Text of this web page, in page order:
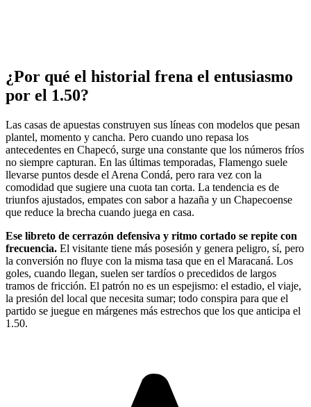
¿Por qué el historial frena el entusiasmo
por el 1.50?
Las casas de apuestas construyen sus líneas con modelos que pesan
plantel, momento y cancha. Pero cuando uno repasa los
antecedentes en Chapecó, surge una constante que los números fríos
no siempre capturan. En las últimas temporadas, Flamengo suele
llevarse puntos desde el Arena Condá, pero rara vez con la
comodidad que sugiere una cuota tan corta. La tendencia es de
triunfos ajustados, empates con sabor a hazaña y un Chapecoense
que reduce la brecha cuando juega en casa.
Ese libreto de cerrazón defensiva y ritmo cortado se repite con
frecuencia. El visitante tiene más posesión y genera peligro, sí, pero
la conversión no fluye con la misma tasa que en el Maracaná. Los
goles, cuando llegan, suelen ser tardíos o precedidos de largos
tramos de fricción. El patrón no es un espejismo: el estadio, el viaje,
la presión del local que necesita sumar; todo conspira para que el
partido se juegue en márgenes más estrechos que los que anticipa el
1.50.